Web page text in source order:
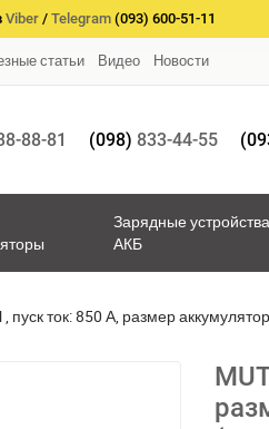
Viber / Telegram (093) 600-51-11
статьи Видео Новости
88-81 (098) 833-44-55
Зарядные
АКБ
, пуск ток: 850 А, размер